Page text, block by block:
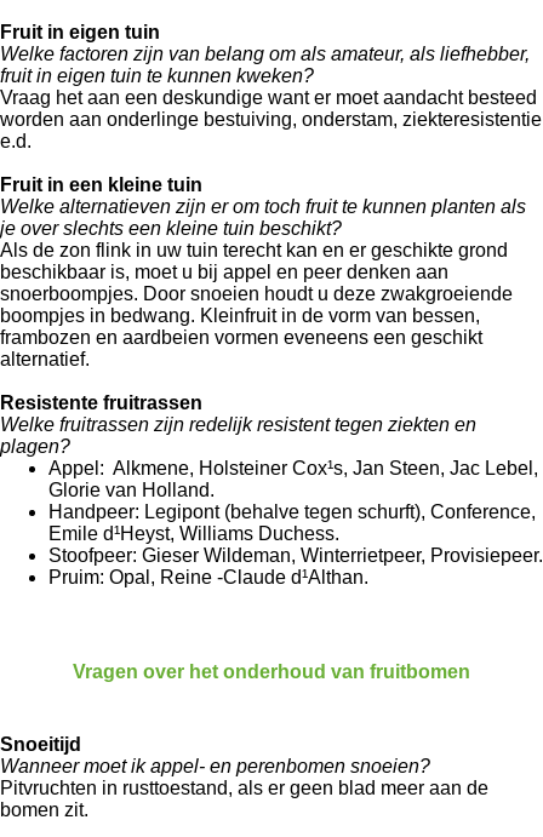
Fruit in eigen tuin
Welke factoren zijn van belang om als amateur, als liefhebber,
fruit in eigen tuin te kunnen kweken?
Vraag het aan een deskundige want er moet aandacht besteed
worden aan onderlinge bestuiving, onderstam, ziekteresistentie
e.d.
Fruit in een kleine tuin
Welke alternatieven zijn er om toch fruit te kunnen planten als
je over slechts een kleine tuin beschikt?
Als de zon flink in uw tuin terecht kan en er geschikte grond
beschikbaar is, moet u bij appel en peer denken aan
snoerboompjes. Door snoeien houdt u deze zwakgroeiende
boompjes in bedwang. Kleinfruit in de vorm van bessen,
frambozen en aardbeien vormen eveneens een geschikt
alternatief.
Resistente fruitrassen
Welke fruitrassen zijn redelijk resistent tegen ziekten en
plagen?
Appel: Alkmene, Holsteiner Cox¹s, Jan Steen, Jac Lebel,
Glorie van Holland.
Handpeer: Legipont (behalve tegen schurft), Conference,
Emile d¹Heyst, Williams Duchess.
Stoofpeer: Gieser Wildeman, Winterrietpeer, Provisiepeer.
Pruim: Opal, Reine -Claude d¹Althan.
Vragen over het onderhoud van fruitbomen
Snoeitijd
Wanneer moet ik appel- en perenbomen snoeien?
Pitvruchten in rusttoestand, als er geen blad meer aan de
bomen zit.